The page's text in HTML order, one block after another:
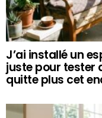
J’ai installé un
juste pour tester
quitte plus cet